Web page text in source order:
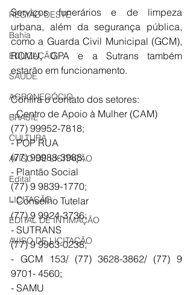
REGIÃO OESTE
Bahia
EDUCAÇÃO
SAÚDE
AGRONEGÓCIO
BRASIL
CULTURA
AVISO DE LICITAÇÃO
Edital
LICITAÇÃO
EDITAL DE INTIMAÇÃO
AVISO DE LICITAÇÃO
Serviços funerários e de limpeza
urbana, além da segurança pública,
como a Guarda Civil Municipal (GCM),
ROMU, GPA e a Sutrans também
estarão em funcionamento.
Confira o contato dos setores:
- Centro de Apoio à Mulher (CAM)
(77) 99952-7818;
- POP RUA
(77) 99988-3988;
- Plantão Social
(77) 9 9839-1770;
- Conselho Tutelar
(77) 9 9924-3736;
- SUTRANS
(77) 9 9963-0238;
- GCM 153/ (77) 3628-3862/ (77) 9
9701- 4560;
- SAMU